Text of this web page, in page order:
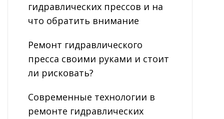
гидравлических прессов и на
что обратить внимание
Ремонт гидравлического
пресса своими руками и стоит
ли рисковать?
Современные технологии в
ремонте гидравлических